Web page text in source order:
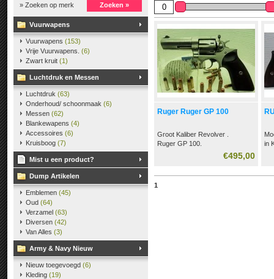
» Zoeken op merk Zoeken »
Vuurwapens
Vuurwapens (153)
Vrije Vuurwapens. (6)
Zwart kruit (1)
Luchtdruk en Messen
Luchtdruk (63)
Onderhoud/ schoonmaak (6)
Messen (62)
Blankewapens (4)
Accessoires (6)
Kruisboog (7)
Mist u een product?
Dump Artikelen
Emblemen (45)
Oud (64)
Verzamel (63)
Diversen (42)
Van Alles (3)
Army & Navy Nieuw
Nieuw toegevoegd (6)
Kleding (19)
Ruger Ruger GP 100
Groot Kaliber Revolver .
Ruger GP 100.
€495,00
in
1